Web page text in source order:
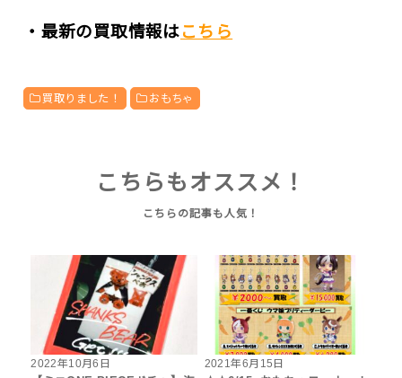
・最新の買取情報はこちら
買取りました！ おもちゃ
こちらもオススメ！
2022年10月6日
2021年6月15日